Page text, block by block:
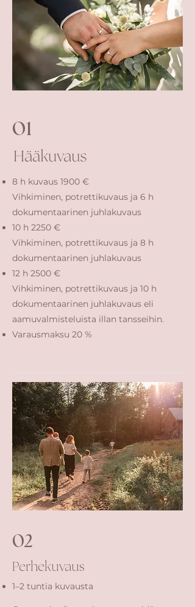
01
8 h kuvaus 1900 €
Vihkiminen, potrettikuvaus ja 6 h
dokumentaarinen juhlakuvaus
10 h 2250 €
Vihkiminen, potrettikuvaus ja 8 h
dokumentaarinen juhlakuvaus
12 h 2500 €
Vihkiminen, potrettikuvaus ja 10 h
dokumentaarinen juhlakuvaus eli
aamuvalmisteluista illan tansseihin.
Varausmaksu 20 %
02
Perhekuvaus
1–2 tuntia kuvausta